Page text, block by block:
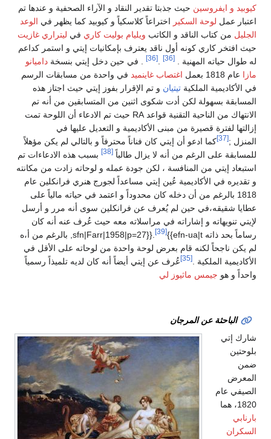
كيوبيد و ايفروسين حيث جذبتا تقدير النقاد و الآراء الصحفية و عندها تم
اعتبار عمل لوحة السكير اختراعاً كلاسكياً و كيوبيد كما يظهر في الوعد
الجليل من كتاب الناقد و الكاتب ويليام بوليت كاري في ليتراري غازيت
حيث افتخر كاري كونه أول ناقد يعترف بإمكانيات إيتي و استمر كداعم
له طوال حياته المهنية .
[36]
[36] . في حين دخل إيتي بنسخة داميانو
مازا عام 1818 بعمل اغتصاب غاينميد في واحدة من مسابقات الرسم
في الأكاديمية الملكية تيتيان و تم الإقرار بفوز إيتي حيث اجتاز هذه
المسابقة بسهولة لكن أدت شكوى اثنين من المتسابقين من أنه تم
الانتهاك من الناحية التقنية قواعد RA حيث تم الادعاء أن اللوحة تمت
إزالتها لفترة قصيرة من مبنى الأكاديمية و التعديل عليها في
المنزل ;[37]
كما ادعو أن إيتي كان فناناً محترفاً و بالتالي لم يكن مؤهلاً
للمسابقة على الرغم من أنه لا يزال طالباً [38]
بسبب هذه الادعاءات تم
استبعاد إيتي من المنافسة ، لكن جودة عمله و لوحاته زادت من مكانته
و تقديره في الأكاديمية عُين إيتي مساعداً لجورج هنري فرانكلين عام
1818 بالرغم من أن دخله كان محدوداً و اعتمد في حياته مالياً على
عطايا شقيقه،في حين لم يُعرف عن فرانكلين سوى أنه مرر و أرسل
لإيتي تنويهاته و إشاراته في مراسلاته معه حيث عُرف عنه أنه كان
رساماً بحد ذاته sfn|Farr|1958|p=27}}.
[39]
{{efn-ua|t, بالرغم من أ،ه
لم يكن ناجحاً لكنه قام بعرض لوحة واحدة من لوحاته على الأقل في
الأكاديمية الملكية .
[35]
عُرف عن إيتي أيضاً أنه كان لديه تلميذاً رسمياً
واحداً و هو جيمس ماثيوز لي
الباحثة عن المرجان
شارك إتي
بلوحتين
ضمن
المعرض
الصيفي عام
1820، هما
بارنابي
السكران